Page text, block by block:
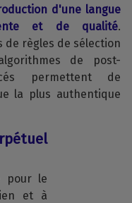
d'une langue
et de qualité.
de règles de sélection
de post-
permettent de
la plus authentique
pour le
et à